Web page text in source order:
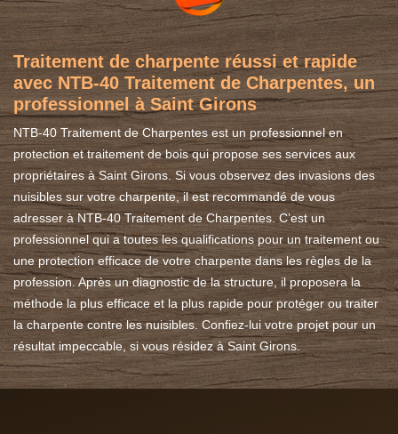
Traitement de charpente réussi et rapide
avec NTB-40 Traitement de Charpentes, un
professionnel à Saint Girons
NTB-40 Traitement de Charpentes est un professionnel en
protection et traitement de bois qui propose ses services aux
propriétaires à Saint Girons. Si vous observez des invasions des
nuisibles sur votre charpente, il est recommandé de vous
adresser à NTB-40 Traitement de Charpentes. C’est un
professionnel qui a toutes les qualifications pour un traitement ou
une protection efficace de votre charpente dans les règles de la
profession. Après un diagnostic de la structure, il proposera la
méthode la plus efficace et la plus rapide pour protéger ou traiter
la charpente contre les nuisibles. Confiez-lui votre projet pour un
résultat impeccable, si vous résidez à Saint Girons.